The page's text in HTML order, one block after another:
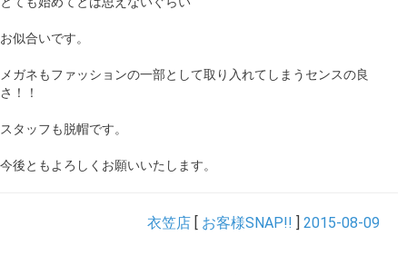
お似合いです。
メガネもファッションの一部として取り入れてしまうセンスの良
さ！！
スタッフも脱帽です。
今後ともよろしくお願いいたします。
衣笠店 [ お客様SNAP!! ] 2015-08-09